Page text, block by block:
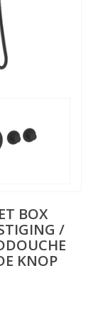
BOX
/
KNOP